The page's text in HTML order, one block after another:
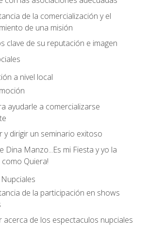
de la comercialización y el
de una misión
clave de su reputación e imagen
a nivel local
ayudarle a comercializarse
y dirigir un seminario exitoso
Dina Manzo...Es mi Fiesta y yo la
Quiera!
de la participación en shows
acerca de los espectaculos nupciales